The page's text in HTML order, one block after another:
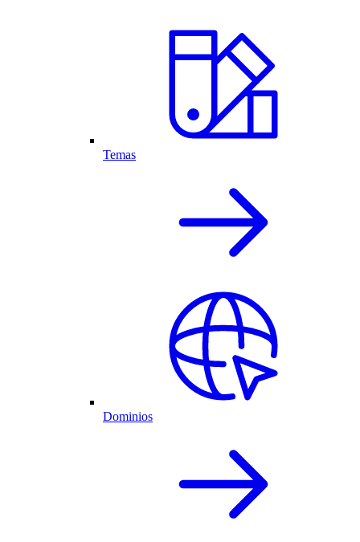
Temas
Dominios